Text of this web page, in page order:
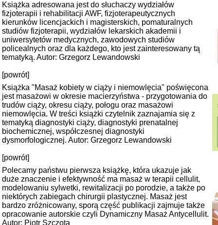
Książka adresowana jest do słuchaczy wydziałów
fizjoterapii i rehabilitacji AWF, fizjoterapeutycznych
kierunków licencjackich i magisterskich, pomaturalnych
studiów fizjoterapii, wydziałów lekarskich akademii i
uniwersytetów medycznych, zawodowych studiów
policealnych oraz dla każdego, kto jest zainteresowany tą
tematyką. Autor: Grzegorz Lewandowski
[powrót]
Książka "Masaż kobiety w ciąży i niemowlęcia" poświęcona
jest masażowi w okresie macierzyństwa - przygotowania do
trudów ciąży, okresu ciąży, połogu oraz masażowi
niemowlęcia. W treści książki czytelnik zaznajamia się z
tematyką diagnostyki ciąży, diagnostyki prenatalnej
biochemicznej, współczesnej diagnostyki
dysmorfologicznej. Autor: Grzegorz Lewandowski
[powrót]
Polecamy państwu pierwsza książkę, która ukazuje jak
duże znaczenie i efektywność ma masaż w terapii cellulit,
modelowaniu sylwetki, rewitalizacji po porodzie, a także po
niektórych zabiegach chirurgii plastycznej. Masaż jest
bardzo zróżnicowany, sporą część publikacji zajmuje także
opracowanie autorskie czyli Dynamiczny Masaż Antycellulit.
Autor: Piotr Szczota